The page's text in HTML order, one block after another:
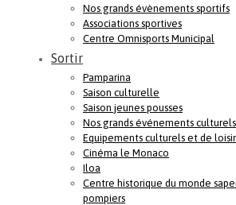
Nos grands évènements sportifs
Associations sportives
Centre Omnisports Municipal
Sortir
Pamparina
Saison culturelle
Saison jeunes pousses
Nos grands événements culturels
Equipements culturels et de
Cinéma le Monaco
Iloa
Centre historique du monde
pompiers